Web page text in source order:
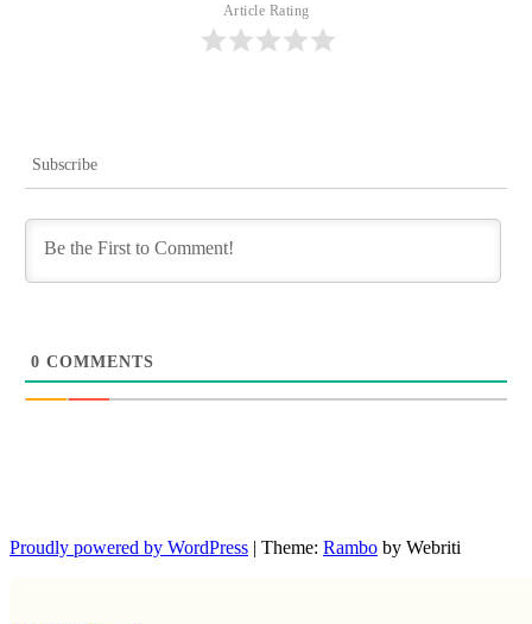
Article Rating
Subscribe
0 COMMENTS
Proudly powered by WordPress | Theme: Rambo by Webriti